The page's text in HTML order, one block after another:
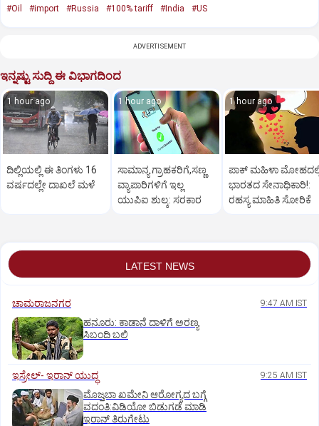
#Oil #import #Russia #100% tariff #India #US
ADVERTISEMENT
ಇನ್ನಷ್ಟು ಸುದ್ದಿ ಈ ವಿಭಾಗದಿಂದ
1 hour ago
ದಿಲ್ಲಿಯಲ್ಲಿ ಈ ತಿಂಗಳು 16
ವರ್ಷದಲ್ಲೇ ದಾಖಲೆ ಮಳೆ
1 hour ago
ಸಾಮಾನ್ಯ ಗ್ರಾಹಕರಿಗೆ,ಸಣ್ಣ
ವ್ಯಾಪಾರಿಗಳಿಗೆ ಇಲ್ಲ
ಯುಪಿಐ ಶುಲ್ಕ: ಸರಕಾರ
1 hour ago
ಪಾಕ್‌ ಮಹಿಳಾ
ಭಾರತದ ಸೇನಾಧಿಕಾರಿ!:
ರಹಸ್ಯ ಮಾಹಿತಿ ಸೋರಿಕೆ
LATEST NEWS
ಚಾಮರಾಜನಗರ 9:47 AM IST
ಹನೂರು: ಕಾಡಾನೆ ದಾಳಿಗೆ ಅರಣ್ಯ
ಸಿಬಂದಿ ಬಲಿ
ಇಸ್ರೇಲ್- ಇರಾನ್‌ ಯುದ್ಧ 9:25 AM IST
ಮೊಜ್ತಬಾ ಖಮೇನಿ ಆರೋಗ್ಯದ ಬಗ್ಗೆ
ವದಂತಿ:ವಿಡಿಯೋ ಬಿಡುಗಡೆ ಮಾಡಿ
ಇರಾನ್‌ ತಿರುಗೇಟು